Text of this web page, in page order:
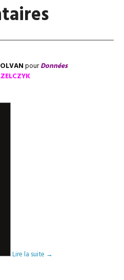
pourDonnées
Lire la suite →